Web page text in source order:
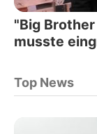
"Big
musste
Top News